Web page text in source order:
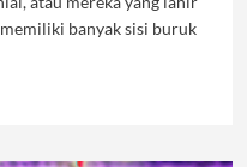
banyak sisi buruk